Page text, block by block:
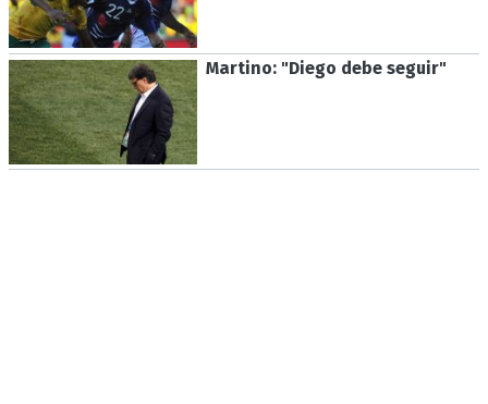
Martino: "Diego debe seguir"